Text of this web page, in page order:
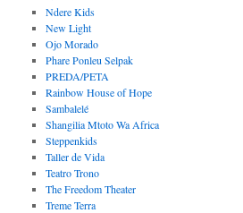
Ndere Kids
New Light
Ojo Morado
Phare Ponleu Selpak
PREDA/PETA
Rainbow House of Hope
Sambalelé
Shangilia Mtoto Wa Africa
Steppenkids
Taller de Vida
Teatro Trono
The Freedom Theater
Treme Terra